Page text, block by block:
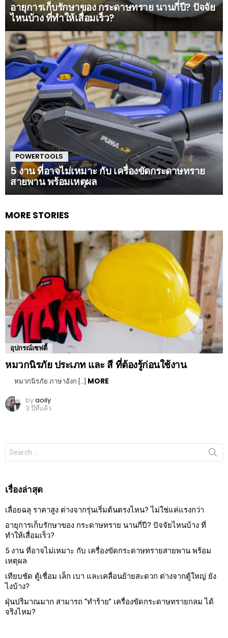
อายุการเก็บรักษาของ กระดาษทราย นานกี่ปี? ปัจจัย
ไหนบ้าง ที่ทำให้เสื่อมเร็ว?
POWERTOOLS
5 งาน ที่อาจไม่เหมาะ กับ เครื่องขัดกระดาษทราย
สายพาน พร้อมเหตุผล
MORE STORIES
อุปกรณ์เซฟตี้
หมวกนิรภัย ประเภท และ สี ที่ต้องรู้ก่อนใช้งาน
หมวกนิรภัย ภาษาอังก […] MORE
byaoily
3 ปีที่แล้ว
Search
for:
เรื่องล่าสุด
เลื่อยฉลุ ราคาสูง ต่างจากรุ่นเริ่มต้นตรงไหน? ไม่ใช่แค่แรงกว่า
อายุการเก็บรักษาของ กระดาษทราย นานกี่ปี? ปัจจัยไหนบ้าง ที่
ทำให้เสื่อมเร็ว?
5 งาน ที่อาจไม่เหมาะ กับ เครื่องขัดกระดาษทรายสายพาน พร้อม
เหตุผล
เทียบชัด ตู้เชื่อม เล็ก เบา และเคลื่อนย้ายสะดวก ต่างจากตู้ใหญ่ ยัง
ไงบ้าง?
ฝุ่นปริมาณมาก สามารถ “ทำร้าย” เครื่องขัดกระดาษทรายกลม ได้
จริงไหม?